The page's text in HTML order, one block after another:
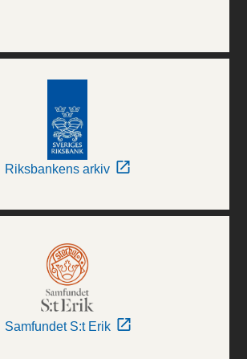
Riksbankens arkiv
Samfundet S:t Erik